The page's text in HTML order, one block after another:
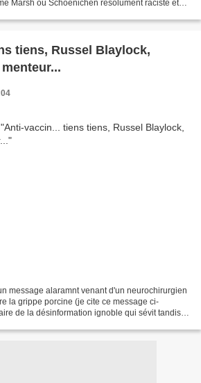
Marsh ou Schoenichen résolument raciste et
tiens, Russel Blaylock,
message alaramnt venant d'un neurochirurgien
la grippe porcine (je cite ce message ci-
de la désinformation ignoble qui sévit tandis